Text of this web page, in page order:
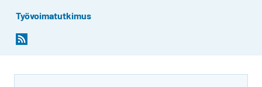
Työvoimatutkimus